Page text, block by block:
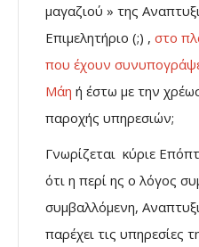
μαγαζιού » της
Επιμελητήριο (;) , στο
που έχουν
Μάη ή έστω με την
παροχής υπηρεσιών;
Γνωρίζεται κύριε
ότι η περί ης ο λόγος
συμβαλλόμενη,
παρέχει τις υπηρεσίες